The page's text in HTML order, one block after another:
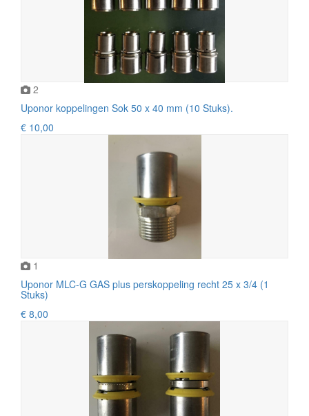
2
Uponor koppelingen Sok 50 x 40 mm (10 Stuks).
€ 10,00
1
Uponor MLC-G GAS plus perskoppeling recht 25 x 3/4 (1
Stuks)
€ 8,00